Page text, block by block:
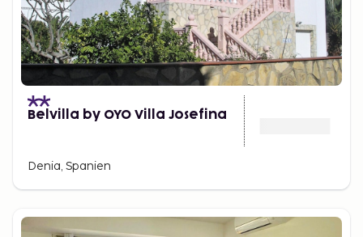
Belvilla by OYO Villa Josefina
Denia, Spanien